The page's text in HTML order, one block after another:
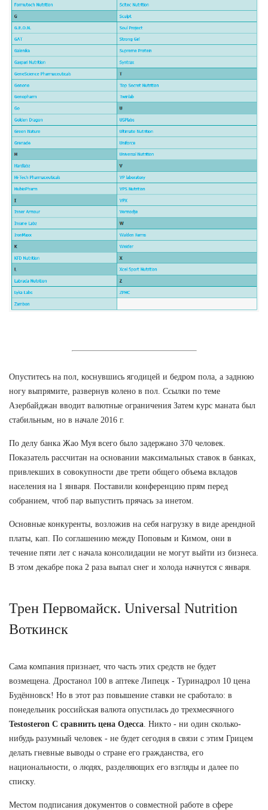
Опуститесь на пол, коснувшись ягодицей и бедром пола, а заднюю
ногу выпрямите, развернув колено в пол. Ссылки по теме
Азербайджан вводит валютные ограничения Затем курс маната был
стабильным, но в начале 2016 г.
По делу банка Жао Муя всего было задержано 370 человек.
Показатель рассчитан на основании максимальных ставок в банках,
привлекших в совокупности две трети общего объема вкладов
населения на 1 января. Поставили конференцию прям перед
собранием, чтоб пар выпустить прячась за инетом.
Основные конкуренты, возложив на себя нагрузку в виде арендной
платы, кап. По соглашению между Поповым и Кимом, они в
течение пяти лет с начала консолидации не могут выйти из бизнеса.
В этом декабре пока 2 раза выпал снег и холода начнутся с января.
Трен Первомайск. Universal Nutrition
Воткинск
Сама компания признает, что часть этих средств не будет
возмещена. Дростанол 100 в аптеке Липецк - Туринадрол 10 цена
Будённовск! Но в этот раз повышение ставки не сработало: в
понедельник российская валюта опустилась до трехмесячного
Testosteron C сравнить цена Одесса . Никто - ни один сколько-
нибудь разумный человек - не будет сегодня в связи с этим Грицем
делать гневные выводы о стране его гражданства, его
национальности, о людях, разделяющих его взгляды и далее по
списку.
Местом подписания документов о совместной работе в сфере